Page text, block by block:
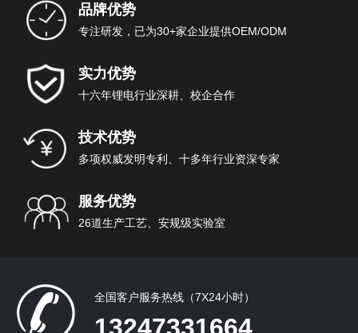
品牌优势
专注研发，已为30+家企业提供OEM/ODM
实力优势
十六年锂电行业深耕、校企合作
技术优势
多项权威发明专利、十多年行业资深专家
服务优势
26道生产工艺、安规级实验室
全国客户服务热线（7X24小时）
13247331664